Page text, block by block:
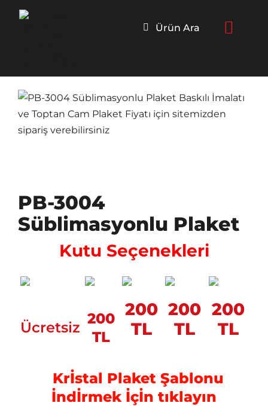
Skip
Ürün Ara
PB-3004
Süblimasyonlu Plaket
Kutu Seçenekleri
Ücretsiz
200
TL
200
TL
200
TL
200
TL
Krİstal Plaket Şablonu
İndİrmek İçİn tıklayın